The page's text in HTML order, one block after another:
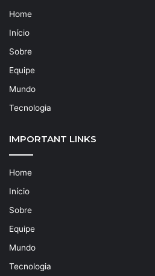
Home
Início
Sobre
Equipe
Mundo
Tecnologia
IMPORTANT LINKS
Home
Início
Sobre
Equipe
Mundo
Tecnologia